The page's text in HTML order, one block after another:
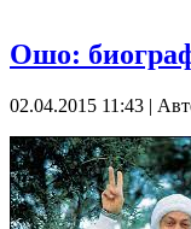
Ошо:
02.04.2015 11:43 |